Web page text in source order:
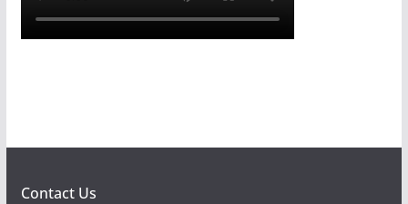
Contact Us